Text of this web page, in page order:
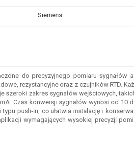
Siemens
do precyzyjnego pomiaru sygnałów
rezystancyjne oraz z czujników RTD.
zakres sygnałów wejściowych,
Czas konwersji sygnałów wynosi od 10
push-in, co ułatwia instalację i
wymagających wysokiej precyzji